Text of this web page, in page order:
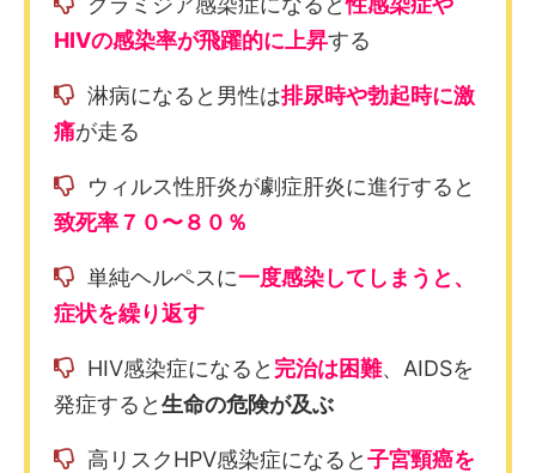
HIVの感染率が飛躍的に上昇する
淋病になると男性は排尿時や勃起時に激
痛が走る
ウィルス性肝炎が劇症肝炎に進行すると
致死率７０〜８０％
単純ヘルペスに一度感染してしまうと、
症状を繰り返す
HIV感染症になると 完治は困難、AIDSを
発症すると生命の危険が及ぶ
高リスクHPV感染症になると子宮頸癌を